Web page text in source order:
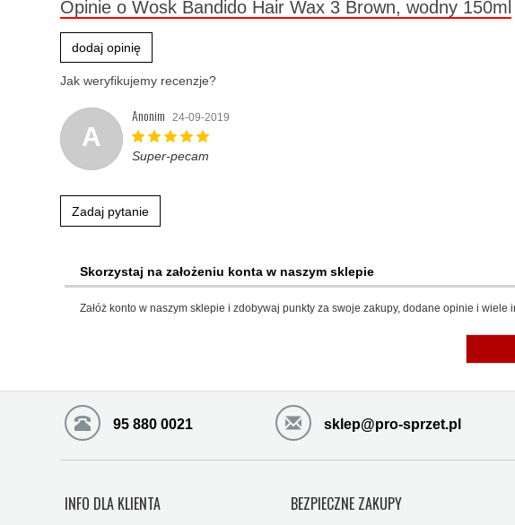
Opinie o Wosk Bandido Hair Wax 3 Brown, wodny 150ml
dodaj opinię
Jak weryfikujemy recenzje?
A
Anonim 24-09-2019
Super-pecam
Zadaj pytanie
Skorzystaj na założeniu konta w naszym sklepie
Załóż konto w naszym sklepie i zdobywaj punkty za swoje zakupy, dodane opinie i
95 880 0021 sklep@pro-sprzet.pl
INFO DLA KLIENTA BEZPIECZNE ZAKUPY